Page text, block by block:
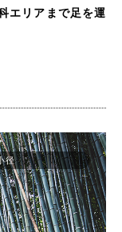
エリアまで足を運
径